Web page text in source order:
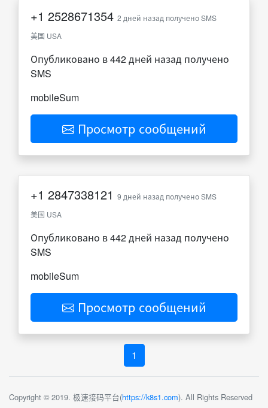
+1 2528671354 2 дней назад получено SMS
美国 USA
Опубликовано в 442 дней назад получено
SMS
mobileSum
Просмотр сообщений
+1 2847338121 9 дней назад получено SMS
美国 USA
Опубликовано в 442 дней назад получено
SMS
mobileSum
Просмотр сообщений
1
Copyright © 2019. 极速接码平台(https://k8s1.com). All Rights Reserved